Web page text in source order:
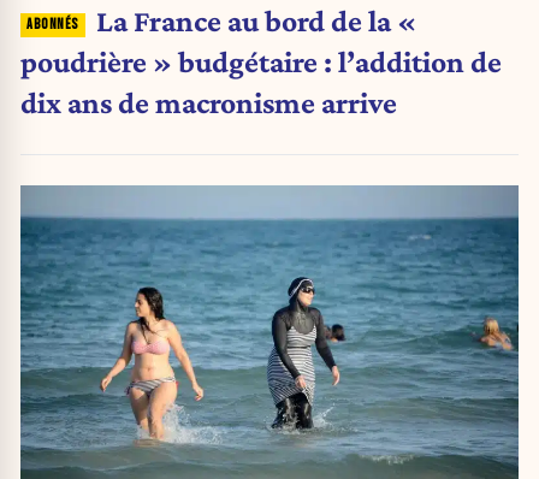
La France au bord de la «
poudrière » budgétaire : l’addition de
dix ans de macronisme arrive